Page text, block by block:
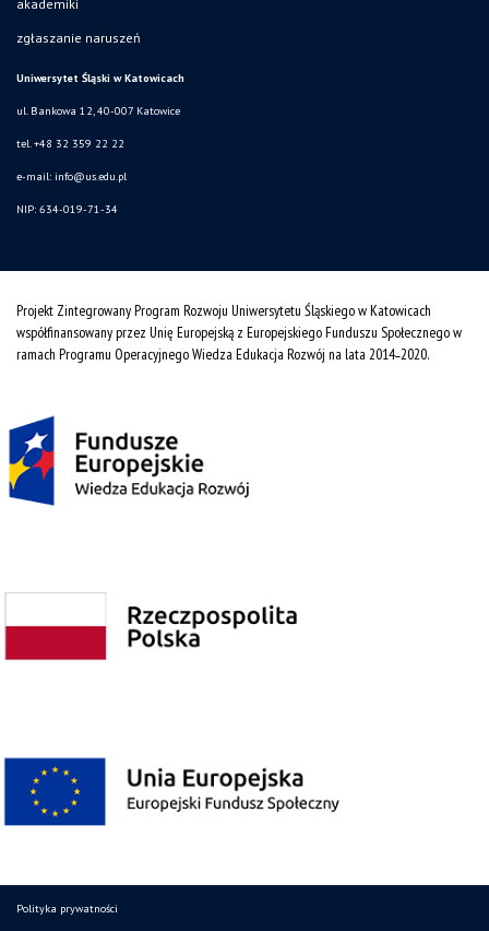
akademiki
zgłaszanie naruszeń
Uniwersytet Śląski w Katowicach
ul. Bankowa 12, 40-007 Katowice
tel. +48 32 359 22 22
e-mail: info@us.edu.pl
NIP: 634-019-71-34
Projekt Zintegrowany Program Rozwoju Uniwersytetu Śląskiego w Katowicach
współfinansowany przez Unię Europejską z Europejskiego Funduszu Społecznego w
ramach Programu Operacyjnego Wiedza Edukacja Rozwój na lata 2014˗2020.
Polityka prywatności